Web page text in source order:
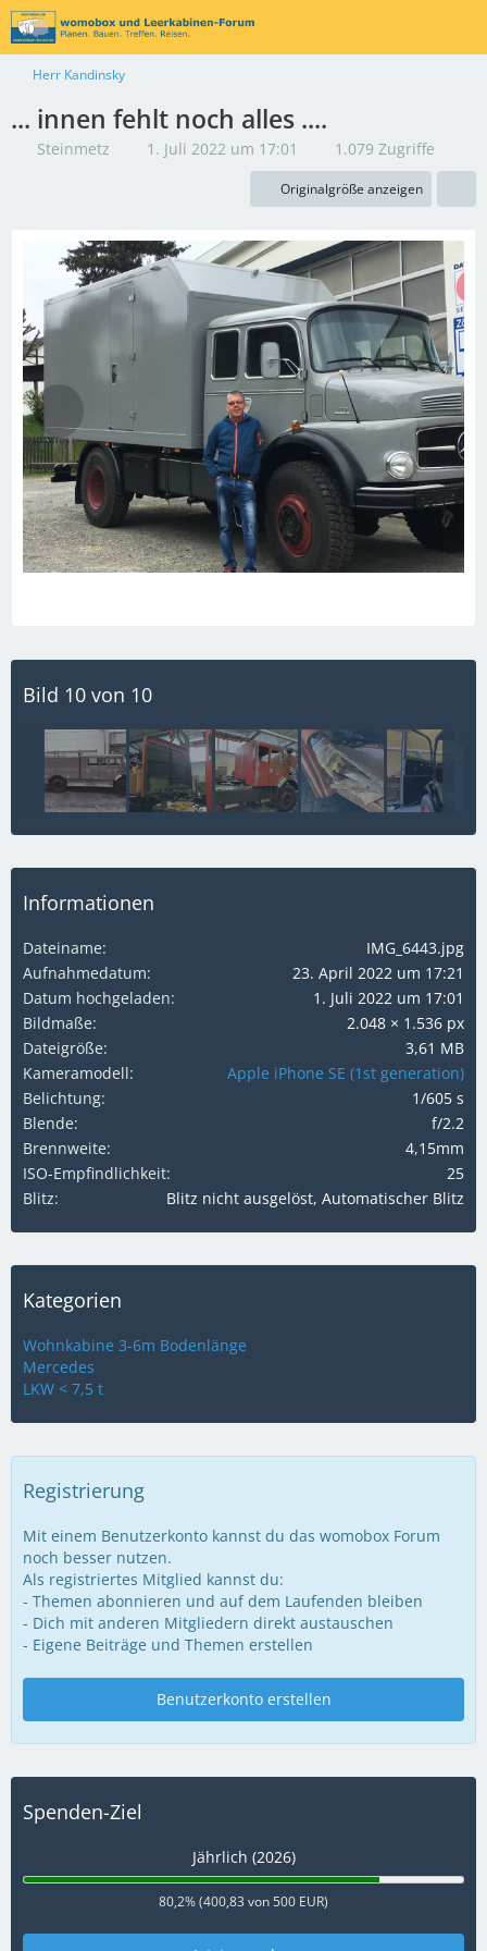
Herr Kandinsky
... innen fehlt noch alles ....
Steinmetz 1. Juli 2022 um 17:01 1.079 Zugriffe
Originalgröße anzeigen
Bild 10 von 10
Informationen
Dateiname
IMG_6443.jpg
Aufnahmedatum
23. April 2022 um 17:21
Datum hochgeladen
1. Juli 2022 um 17:01
Bildmaße
2.048 × 1.536 px
Dateigröße
3,61 MB
Kameramodell
Apple iPhone SE (1st generation)
Belichtung
1/605 s
Blende
f/2.2
Brennweite
4,15mm
ISO-Empfindlichkeit
25
Blitz
Blitz nicht ausgelöst, Automatischer Blitz
Kategorien
Wohnkabine 3-6m Bodenlänge
Mercedes
LKW < 7,5 t
Registrierung
Mit einem Benutzerkonto kannst du das womobox Forum
noch besser nutzen.
Als registriertes Mitglied kannst du:
- Themen abonnieren und auf dem Laufenden bleiben
- Dich mit anderen Mitgliedern direkt austauschen
- Eigene Beiträge und Themen erstellen
Benutzerkonto erstellen
Spenden-Ziel
Jährlich (2026)
80,2% (400,83 von 500 EUR)